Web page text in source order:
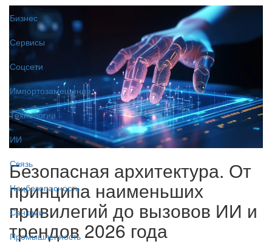
Бизнес
Сервисы
Соцсети
Импортозамещение
Технологии
ИИ
Связь
Нацбезопасность
Санкции
Промышленность
Безопасная архитектура. От
принципа наименьших
привилегий до вызовов ИИ и
трендов 2026 года